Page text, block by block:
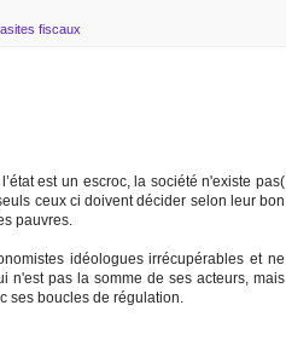
fiscaux
est un escroc, la société n'existe pas(
ceux ci doivent décider selon leur bon
pauvres.
idéologues irrécupérables et ne
n'est pas la somme de ses acteurs, mais
ses boucles de régulation.